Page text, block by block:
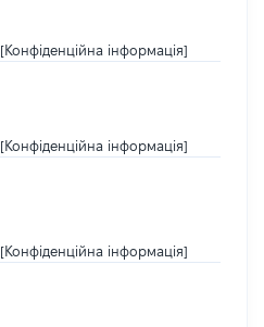
[Конфіденційна інформація]
[Конфіденційна інформація]
[Конфіденційна інформація]